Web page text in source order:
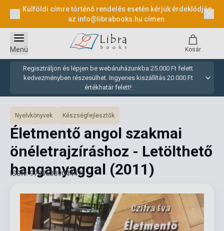
Külföldi címre történő rendelés esetén kérjük érdeklődjön
az info@librabooks.hu címen.
Regisztráljon és lépjen be webáruházunkba 25.000 Ft felett
kedvezményben részesülhet. Ingyenes kiszállítás 20.000 Ft
értékhatár felett!
Menü Kosár
Nyelvkönyvek Készségfejlesztők
Életmentő angol szakmai
önéletrajzíráshoz - Letölthető
hanganyaggal (2011)
ISBN: 9789638904447